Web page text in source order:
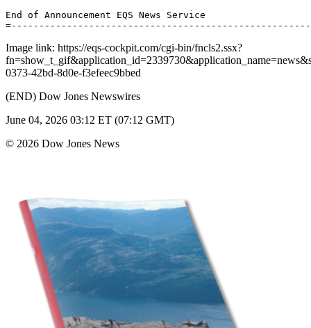
End of Announcement EQS News Service
Image link: https://eqs-cockpit.com/cgi-bin/fncls2.ssx?
0373-42bd-8d0e-f3efeec9bbed
(END) Dow Jones Newswires
June 04, 2026 03:12 ET (07:12 GMT)
© 2026 Dow Jones News